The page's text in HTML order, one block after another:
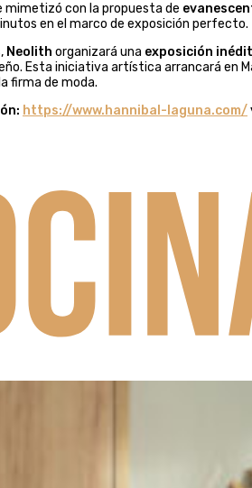
mimetizó con la propuesta de
en el marco de exposición perfecto.
Neolith organizará una exposición
Esta iniciativa artística arrancará en
firma de moda.
https://www.hannibal-laguna.com/